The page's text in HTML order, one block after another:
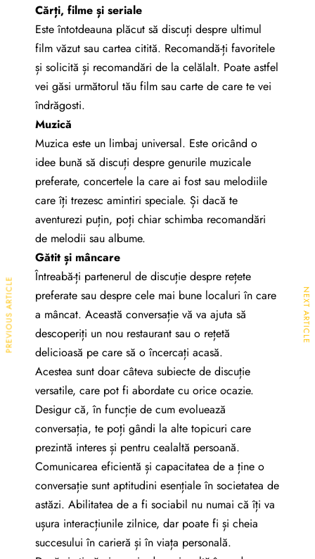
Cărți, filme și seriale
Este întotdeauna plăcut să discuți despre ultimul
film văzut sau cartea citită. Recomandă-ți favoritele
și solicită și recomandări de la celălalt. Poate astfel
vei găsi următorul tău film sau carte de care te vei
îndrăgosti.
Muzică
Muzica este un limbaj universal. Este oricând o
idee bună să discuți despre genurile muzicale
preferate, concertele la care ai fost sau melodiile
care îți trezesc amintiri speciale. Și dacă te
aventurezi puțin, poți chiar schimba recomandări
de melodii sau albume.
Gătit și mâncare
Întreabă-ți partenerul de discuție despre rețete
preferate sau despre cele mai bune localuri în care
a mâncat. Această conversație vă va ajuta să
descoperiți un nou restaurant sau o rețetă
delicioasă pe care să o încercați acasă.
Acestea sunt doar câteva subiecte de discuție
versatile, care pot fi abordate cu orice ocazie.
Desigur că, în funcție de cum evoluează
conversația, te poți gândi la alte topicuri care
prezintă interes și pentru cealaltă persoană.
Comunicarea eficientă și capacitatea de a ține o
conversație sunt aptitudini esențiale în societatea de
astăzi. Abilitatea de a fi sociabil nu numai că îți va
ușura interacțiunile zilnice, dar poate fi și cheia
succesului în carieră și în viața personală.
PREVIOUS ARTICLE NEXT ARTICLE